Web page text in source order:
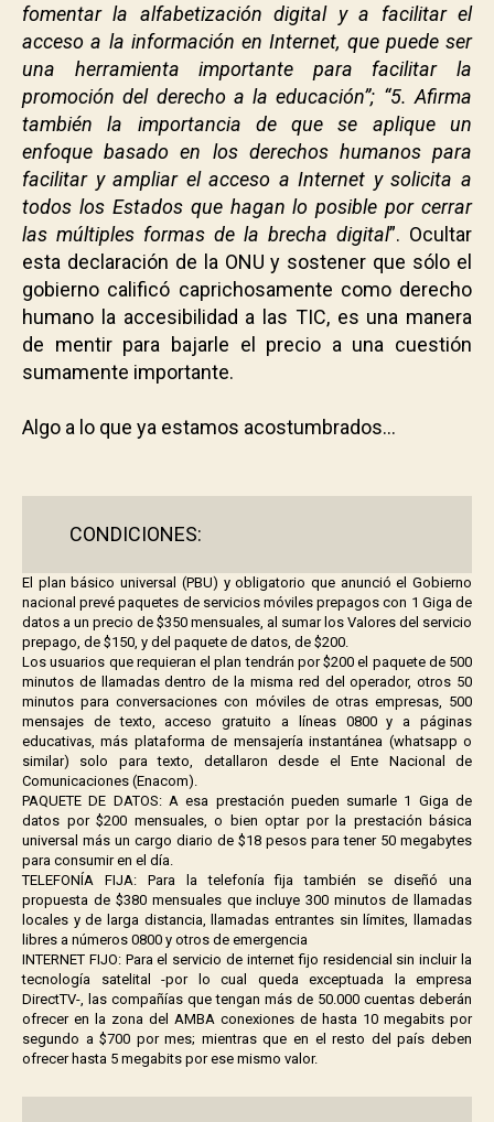
fomentar la alfabetización digital y a facilitar el
acceso a la información en Internet, que puede ser
una herramienta importante para facilitar la
promoción del derecho a la educación”; “5. Afirma
también la importancia de que se aplique un
enfoque basado en los derechos humanos para
facilitar y ampliar el acceso a Internet y solicita a
todos los Estados que hagan lo posible por cerrar
las múltiples formas de la brecha digital”. Ocultar
esta declaración de la ONU y sostener que sólo el
gobierno calificó caprichosamente como derecho
humano la accesibilidad a las TIC, es una manera
de mentir para bajarle el precio a una cuestión
sumamente importante.
Algo a lo que ya estamos acostumbrados…
CONDICIONES:
El plan básico universal (PBU) y obligatorio que anunció el Gobierno
nacional prevé paquetes de servicios móviles prepagos con 1 Giga de
datos a un precio de $350 mensuales, al sumar los Valores del servicio
prepago, de $150, y del paquete de datos, de $200.
Los usuarios que requieran el plan tendrán por $200 el paquete de 500
minutos de llamadas dentro de la misma red del operador, otros 50
minutos para conversaciones con móviles de otras empresas, 500
mensajes de texto, acceso gratuito a líneas 0800 y a páginas
educativas, más plataforma de mensajería instantánea (whatsapp o
similar) solo para texto, detallaron desde el Ente Nacional de
Comunicaciones (Enacom).
PAQUETE DE DATOS: A esa prestación pueden sumarle 1 Giga de
datos por $200 mensuales, o bien optar por la prestación básica
universal más un cargo diario de $18 pesos para tener 50 megabytes
para consumir en el día.
TELEFONÍA FIJA: Para la telefonía fija también se diseñó una
propuesta de $380 mensuales que incluye 300 minutos de llamadas
locales y de larga distancia, llamadas entrantes sin límites, llamadas
libres a números 0800 y otros de emergencia
INTERNET FIJO: Para el servicio de internet fijo residencial sin incluir la
tecnología satelital -por lo cual queda exceptuada la empresa
DirectTV-, las compañías que tengan más de 50.000 cuentas deberán
ofrecer en la zona del AMBA conexiones de hasta 10 megabits por
segundo a $700 por mes; mientras que en el resto del país deben
ofrecer hasta 5 megabits por ese mismo valor.